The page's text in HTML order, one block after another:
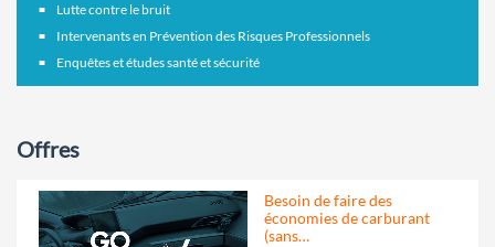
Lutte contre le bruit
Intervenants en Prévention des Risques Professionnels
Enquêtes et études santé et sécurité
Offres
Besoin de faire des
économies de carburant
(sans…